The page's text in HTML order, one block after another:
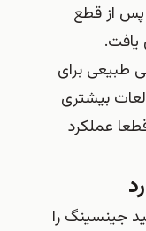
پس از قطع
طبیعی برای
بیشتری
عملکرد
جینسینگ را